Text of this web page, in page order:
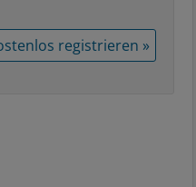
registrieren »